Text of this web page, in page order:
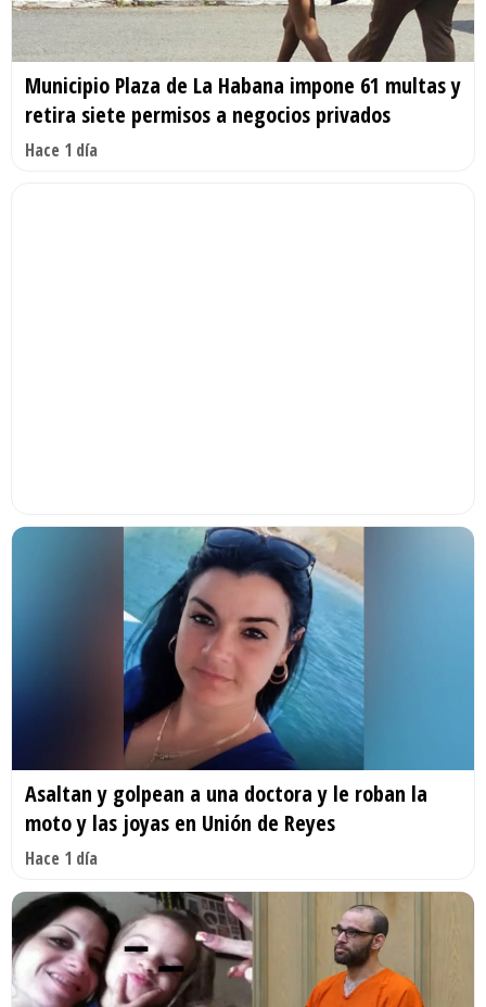
Municipio Plaza de La Habana impone 61 multas y
retira siete permisos a negocios privados
Hace 1 día
Asaltan y golpean a una doctora y le roban la
moto y las joyas en Unión de Reyes
Hace 1 día